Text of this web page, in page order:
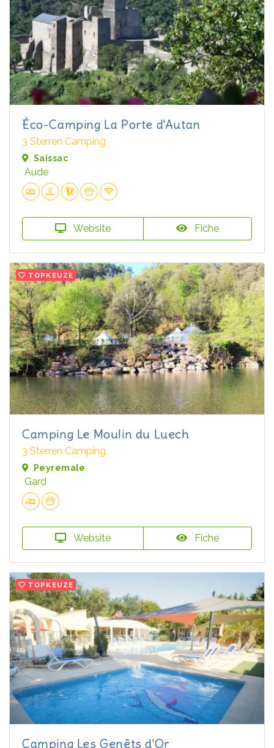
Éco-Camping La Porte d'Autan
3 Sterren Camping
Saissac
Aude
Website Fiche
TOPKEUZE
Camping Le Moulin du Luech
3 Sterren Camping
Peyremale
Gard
Website Fiche
TOPKEUZE
Camping Les Genêts d'Or